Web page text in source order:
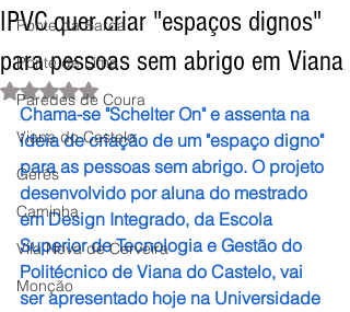
Ponte da Barca
Ponte de Lima
Paredes de Coura
Viana do Castelo
Gerês
Caminha
Vila Nova de Cerveira
Monção
IPVC quer criar "espaços dignos"
para pessoas sem abrigo em Viana
Avaliado com NaN de 5 estrelas.
Chama-se "Schelter On" e assenta na
ideia de criação de um "espaço digno"
para as pessoas sem abrigo. O projeto
desenvolvido por aluna do mestrado
em Design Integrado, da Escola
Superior de Tecnologia e Gestão do
Politécnico de Viana do Castelo, vai
ser apresentado hoje na Universidade